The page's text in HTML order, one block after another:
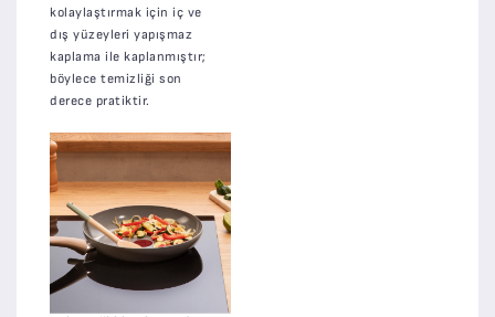
kolaylaştırmak için iç ve
dış yüzeyleri yapışmaz
kaplama ile kaplanmıştır;
böylece temizliği son
derece pratiktir.